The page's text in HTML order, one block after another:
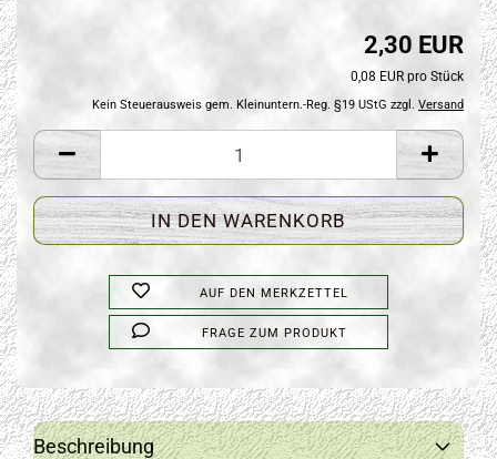
2,30 EUR
0,08 EUR pro Stück
Kein Steuerausweis gem. Kleinuntern.-Reg. §19 UStG zzgl. Versand
AUF DEN MERKZETTEL
FRAGE ZUM PRODUKT
Beschreibung